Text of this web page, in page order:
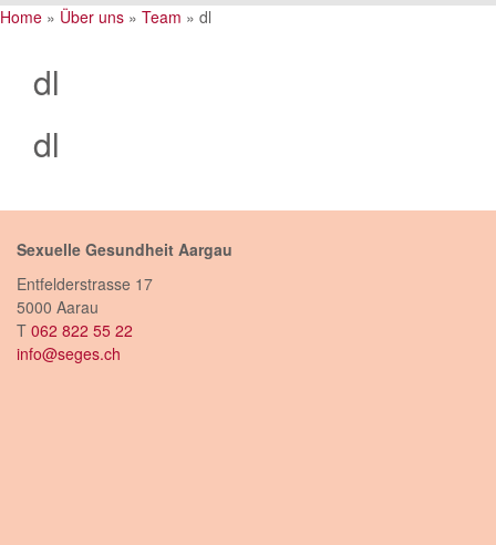
Home » Über uns » Team » dl
dl
dl
Sexuelle Gesundheit Aargau
Entfelderstrasse 17
5000 Aarau
T 062 822 55 22
info@seges.ch